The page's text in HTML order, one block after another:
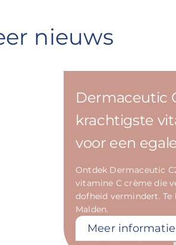
nieuws
Dermaceutic
krachtigste
voor een
Ontdek Dermaceutic
vitamine C crème die
dofheid vermindert. Te
Malden.
Meer informatie